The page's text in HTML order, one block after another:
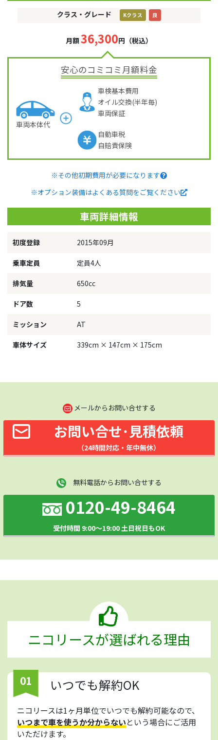
クラス・グレード Kクラス 良
月額36,300円（税込）
安心のコミコミ月額料金
車両本体代
車検基本費用
オイル交換(半年毎)
車両保証
自動車税
自賠責保険
※その他初期費用が必要になります
※オプション装備はよくある質問をご覧ください
車両詳細情報
初度登録 2015年09月
乗車定員 定員4人
排気量 650cc
ドア数 5
ミッション AT
車体サイズ 339cm × 147cm × 175cm
メールからお問い合せする
お問い合せ･見積依頼
（24時間対応・年中無休）
無料電話からお問い合せする
0120-49-8464
受付時間 9:00～19:00 土日祝日もOK
ニコリースが選ばれる理由
01 いつでも解約OK
ニコリースは1ヶ月単位でいつでも解約可能なので、
いつまで車を使うか分からないという場合にご活用
いただけます。